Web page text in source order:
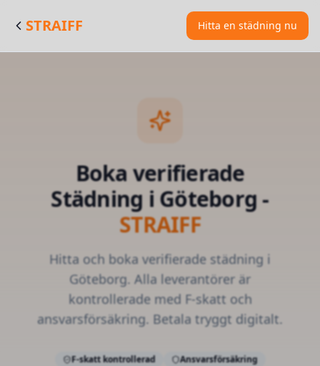
STRAIFF Hitta en städning nu
Boka verifierade
Städning iGöteborg-
STRAIFF
Hitta och boka verifierade städning i
Göteborg. Alla leverantörer är
kontrollerade med F-skatt och
ansvarsförsäkring. Betala tryggt digitalt.
F-skatt kontrollerad
Ansvarsförsäkring